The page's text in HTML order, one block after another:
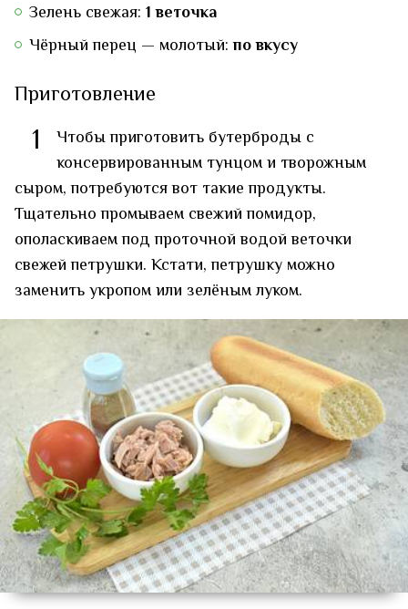
Зелень свежая: 1 веточка
Чёрный перец — молотый:по вкусу
Приготовление
1
Чтобы приготовить бутерброды с
консервированным тунцом и творожным
сыром, потребуются вот такие продукты.
Тщательно промываем свежий помидор,
ополаскиваем под проточной водой веточки
свежей петрушки. Кстати, петрушку можно
заменить укропом или зелёным луком.